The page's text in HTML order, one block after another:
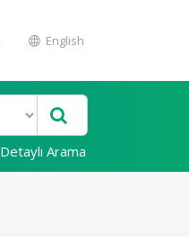
English
Detaylı Arama